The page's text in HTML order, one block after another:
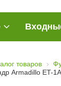
товаров
Armadillo ET-